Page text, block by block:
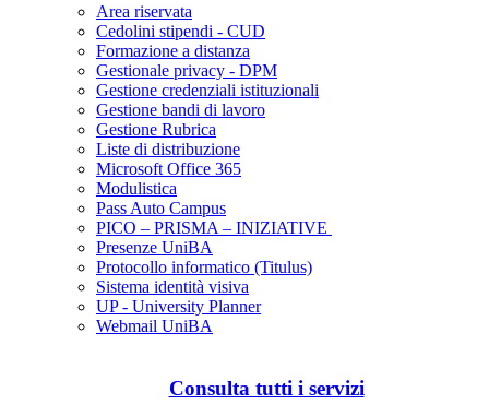
Area riservata
Cedolini stipendi - CUD
Formazione a distanza
Gestionale privacy - DPM
Gestione credenziali istituzionali
Gestione bandi di lavoro
Gestione Rubrica
Liste di distribuzione
Microsoft Office 365
Modulistica
Pass Auto Campus
PICO – PRISMA – INIZIATIVE
Presenze UniBA
Protocollo informatico (Titulus)
Sistema identità visiva
UP - University Planner
Webmail UniBA
Consulta tutti i servizi